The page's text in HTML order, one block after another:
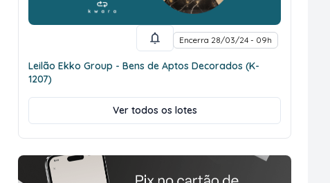
Encerra 28/03/24 - 09h
Leilão Ekko Group - Bens de Aptos Decorados (K-
1207)
Ver todos os lotes